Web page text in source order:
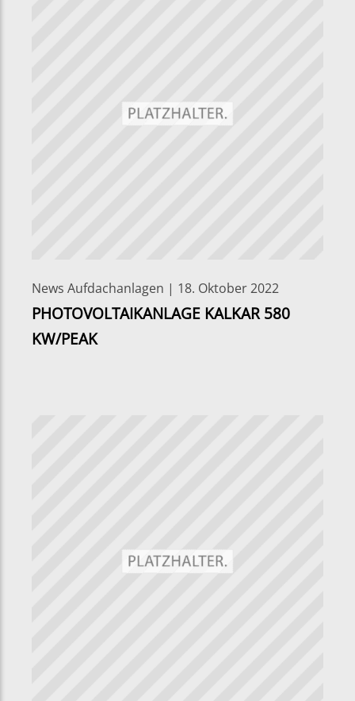
News Aufdachanlagen | 18. Oktober 2022
PHOTOVOLTAIKANLAGE KALKAR 580
KW/PEAK